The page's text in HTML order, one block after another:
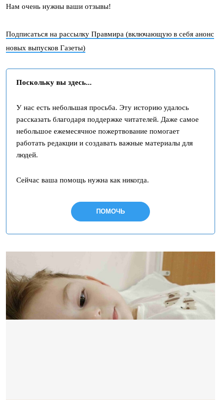
Нам очень нужны ваши отзывы!
Подписаться на рассылку Правмира (включающую в себя анонс
новых выпусков Газеты)
Поскольку вы здесь...
У нас есть небольшая просьба. Эту историю удалось
рассказать благодаря поддержке читателей. Даже самое
небольшое ежемесячное пожертвование помогает
работать редакции и создавать важные материалы для
людей.
Сейчас ваша помощь нужна как никогда.
ПОМОЧЬ